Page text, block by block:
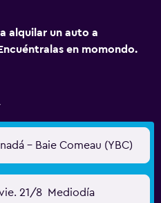
alquilar un auto a
en momondo.
- Baie Comeau (YBC)
21/8 Mediodía